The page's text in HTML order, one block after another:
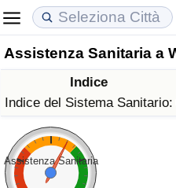
Assistenza Sanitaria a
Indice
Indice del Sistema Sanitario:
Assistenza Sanitaria
Costo della vita
Indice Del Costo Della Vita
Indice Del Costo Della Vita
Indice del Costo della Vita
Prezzi degli immobili
Indice del Prezzo delle
Indice del Prezzo delle Case
Indice del Prezzo delle
Qualità della Vita
Indice della Qualità della
Indice della Qualità della
Indice della qualità della